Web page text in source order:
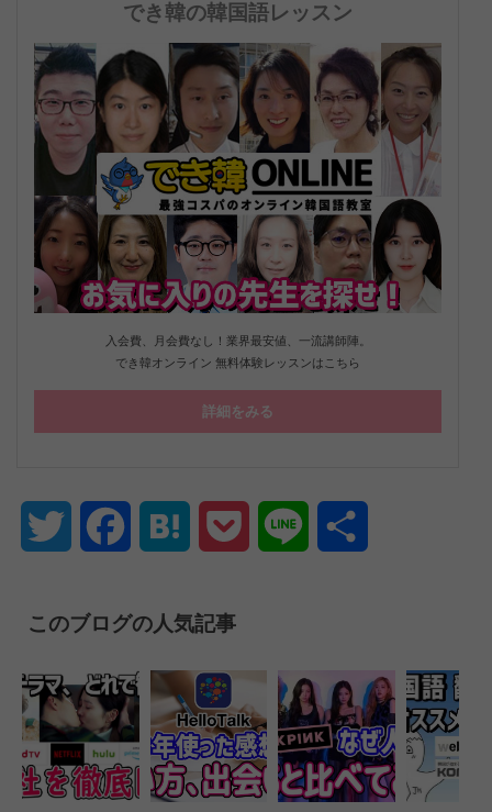
でき韓の韓国語レッスン
入会費、月会費なし！業界最安値、一流講師陣。
でき韓オンライン 無料体験レッスンはこちら
詳細をみる
Twitter FacebookHatena Pocket Line
このブログの人気記事